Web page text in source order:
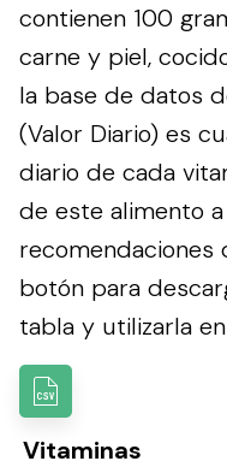
contienen 100
carne y piel,
la base de datos
(Valor Diario) es
diario de cada
de este alimento
recomendaciones
botón para
tabla y utilizarla
Vitaminas